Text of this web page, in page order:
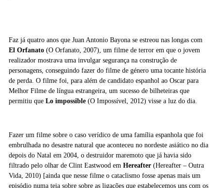
Faz já quatro anos que Juan Antonio Bayona se estreou nas longas com
El Orfanato (O Orfanato, 2007), um filme de terror em que o jovem
realizador mostrava uma invulgar segurança na construção de
personagens, conseguindo fazer do filme de género uma tocante história
de perda. O filme foi, para além de candidato espanhol ao Oscar para
Melhor Filme de língua estrangeira, um sucesso de bilheteiras que
permitiu que Lo impossible (O Impossível, 2012) visse a luz do dia.
Fazer um filme sobre o caso verídico de uma família espanhola que foi
embrulhada no desastre natural que aconteceu no nordeste asiático no dia
depois do Natal em 2004, o destruidor maremoto que já havia sido
filtrado pelo olhar de Clint Eastwood em Hereafter (Hereafter – Outra
Vida, 2010) [ainda que nesse filme o cataclismo fosse apenas mais um
episódio numa teia sobre sobre as ligações que estabelecemos uns com os